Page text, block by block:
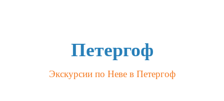
Петергоф
Экскурсии по Неве в Петергоф